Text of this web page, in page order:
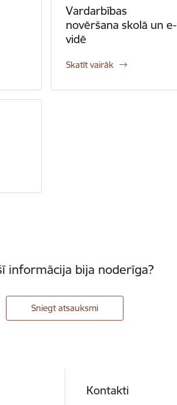
Vardarbības
novēršana skolā un e-
vidē
Skatīt vairāk
informācija bija noderīga?
Sniegt atsauksmi
Kontakti